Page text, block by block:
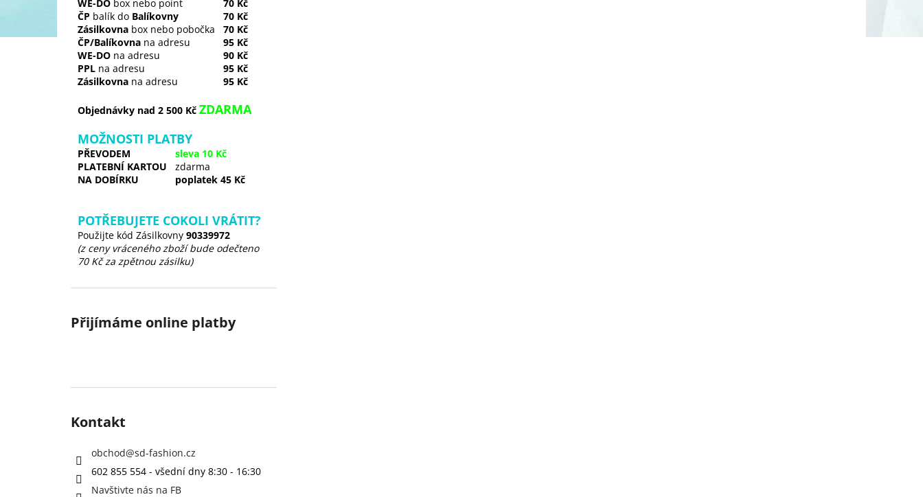
WE-DO box nebo point
70 Kč
ČP balík do Balíkovny
70 Kč
Zásilkovna box nebo pobočka
70 Kč
ČP/Balíkovna na adresu
95 Kč
WE-DO na adresu
90 Kč
PPL na adresu
95 Kč
Zásilkovna na adresu 95 Kč
Objednávky nad 2 500 Kč ZDARMA
MOŽNOSTI PLATBY
PŘEVODEM
sleva 10 Kč
PLATEBNÍ KARTOU
zdarma
NA DOBÍRKU
poplatek 45 Kč
POTŘEBUJETE COKOLI VRÁTIT?
Použijte kód Zásilkovny 90339972
(z ceny vráceného zboží bude odečteno
70 Kč za zpětnou zásilku)
Přijímáme online platby
Kontakt
obchod@sd-fashion.cz
602 855 554 - všední dny 8:30 - 16:30
Navštivte nás na FB